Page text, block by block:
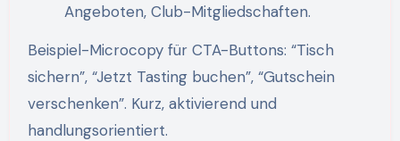
Angeboten, Club-Mitgliedschaften.
Beispiel-Microcopy für CTA-Buttons: “Tisch
sichern”, “Jetzt Tasting buchen”, “Gutschein
verschenken”. Kurz, aktivierend und
handlungsorientiert.